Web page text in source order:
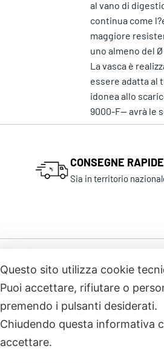
al vano di
continua come
maggiore
uno almeno del
La vasca è
essere adatta al
idonea allo
9000-F-- avrà le
CONSEGNE
Sia in territorio
Prodotti
Questo sito utilizza cookie
Puoi accettare, rifiutare o
premendo i pulsanti desiderati.
Chiudendo questa informativa
accettare.